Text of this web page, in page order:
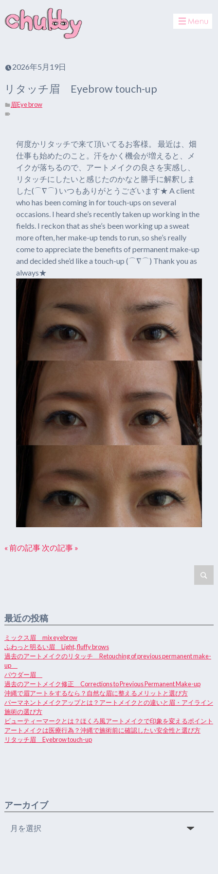
2026年5月19日
リタッチ眉 Eyebrow touch-up
眉Eye brow
何度かリタッチで来て頂いてるお客様。 最近は、畑
仕事も始めたのこと。汗をかく機会が増えると、メ
イクが落ちるので、アートメイクの良さを実感し、
リタッチにしたいと感じたのかなと勝手に解釈しま
した(⌒∇⌒) いつもありがとうございます★ A client
who has been coming in for touch-ups on several
occasions. I heard she’s recently taken up working in the
fields. I reckon that as she’s been working up a sweat
more often, her make-up tends to run, so she’s really
come to appreciate the benefits of permanent make-up
and decided she’d like a touch-up (⌒∇⌒) Thank you as
always★
« 前の記事 次の記事 »
最近の投稿
ミックス眉 mix eyebrow
ふわっと明るい眉 Light, fluffy brows
過去のアートメイクのリタッチ Retouching of previous permanent make-
up
パウダー眉
過去のアートメイク修正 Corrections to Previous Permanent Make-up
沖縄で眉アートをするなら？自然な眉に整えるメリットと選び方
パーマネントメイクアップとは？アートメイクとの違いと眉・アイライン
施術の選び方
ビューティーマークとは？ほくろ風アートメイクで印象を変えるポイント
アートメイクは医療行為？沖縄で施術前に確認したい安全性と選び方
リタッチ眉 Eyebrow touch-up
アーカイブ
ー